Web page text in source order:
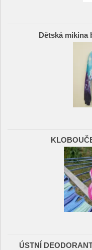
Dětská mikina
ÚSTNÍ